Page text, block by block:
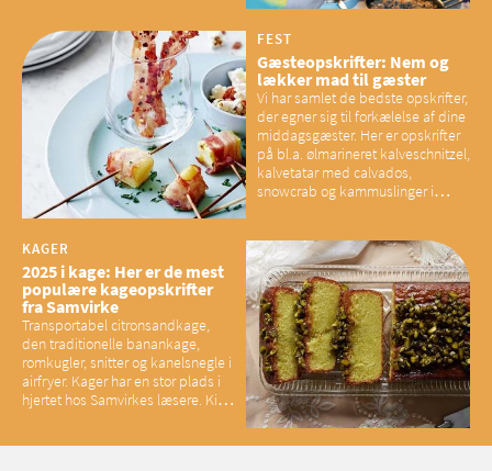
have konsekvenser for vores
sociale fællesskaber
FEST
Gæsteopskrifter: Nem og
lækker mad til gæster
Vi har samlet de bedste opskrifter,
der egner sig til forkælelse af dine
middagsgæster. Her er opskrifter
på bl.a. ølmarineret kalveschnitzel,
kalvetatar med calvados,
snowcrab og kammuslinger i
KAGER
2025 i kage: Her er de mest
populære kageopskrifter
fra Samvirke
Transportabel citronsandkage,
den traditionelle banankage,
romkugler, snitter og kanelsnegle i
airfryer. Kager har en stor plads i
hjertet hos Samvirkes læsere. Kig